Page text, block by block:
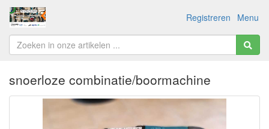
Menu
Registreren
snoerloze combinatie/boormachine